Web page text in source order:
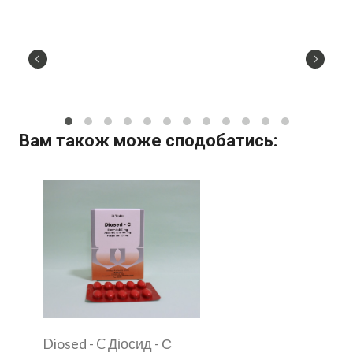
Вам також може сподобатись:
Diosed - C Діосид - С